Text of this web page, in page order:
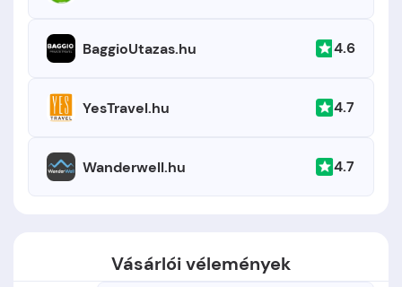
BaggioUtazas.hu 4.6
YesTravel.hu 4.7
Wanderwell.hu 4.7
Vásárlói vélemények